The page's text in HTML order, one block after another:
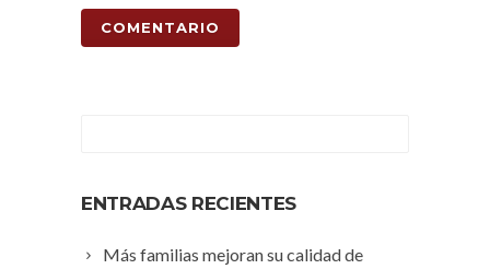
ENTRADAS RECIENTES
Más familias mejoran su calidad de